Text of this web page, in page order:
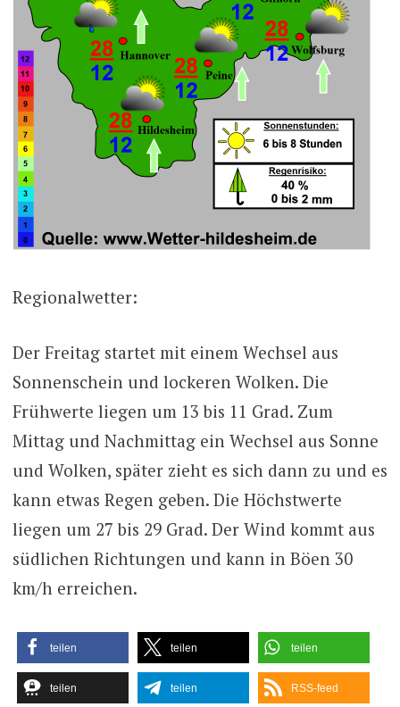
Regionalwetter:
Der Freitag startet mit einem Wechsel aus
Sonnenschein und lockeren Wolken. Die
Frühwerte liegen um 13 bis 11 Grad. Zum
Mittag und Nachmittag ein Wechsel aus Sonne
und Wolken, später zieht es sich dann zu und es
kann etwas Regen geben. Die Höchstwerte
liegen um 27 bis 29 Grad. Der Wind kommt aus
südlichen Richtungen und kann in Böen 30
km/h erreichen.
teilen teilen teilen
teilen teilen RSS-feed